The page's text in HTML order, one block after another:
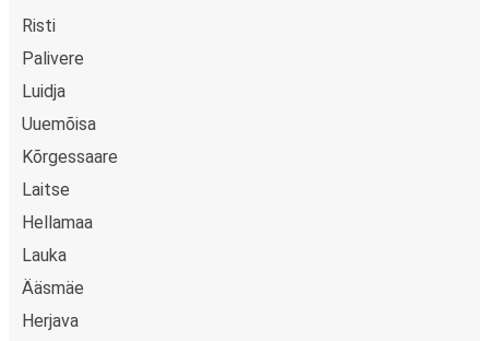
Risti
Palivere
Luidja
Uuemõisa
Kõrgessaare
Laitse
Hellamaa
Lauka
Ääsmäe
Herjava